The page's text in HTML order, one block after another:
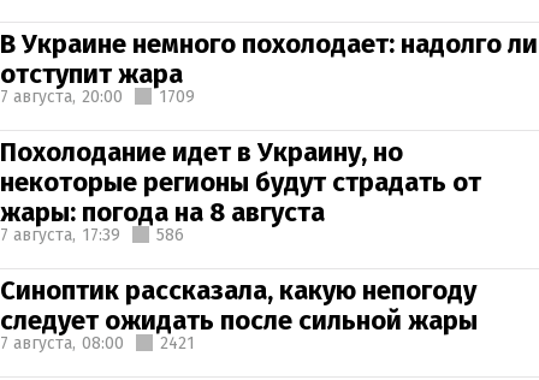
В Украине немного похолодает: надолго ли
отступит жара
7 августа, 20:00 1709
Похолодание идет в Украину, но
некоторые регионы будут страдать от
жары: погода на 8 августа
7 августа, 17:39 586
Синоптик рассказала, какую непогоду
следует ожидать после сильной жары
7 августа, 08:00 2421